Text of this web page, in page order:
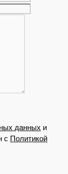
данных и
с Политикой